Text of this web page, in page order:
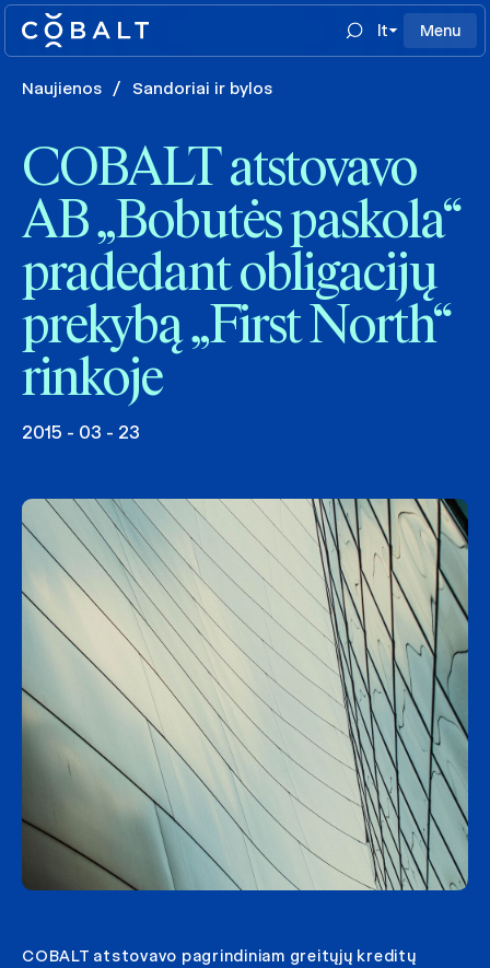
lt Menu
Naujienos / Sandoriai ir bylos
COBALT atstovavo
AB „Bobutės paskola“
pradedant obligacijų
prekybą „First North“
rinkoje
2015 - 03 - 23
COBALT atstovavo pagrindiniam greitųjų kreditų